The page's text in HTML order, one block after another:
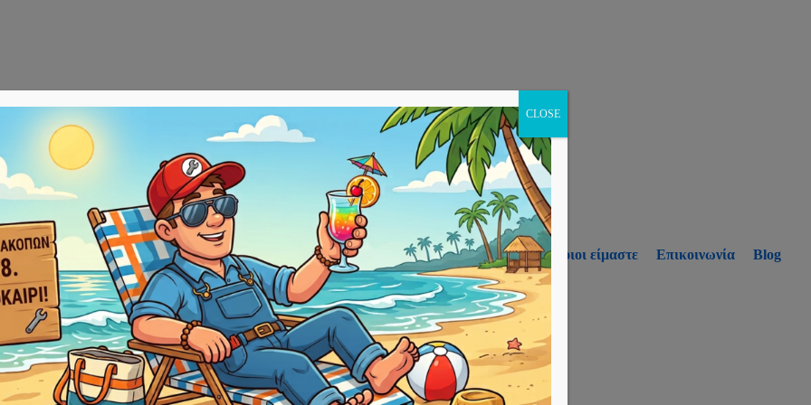
Αρχική E-shop Υπηρεσίες Ποιοι είμαστε Επικοινωνία
Blog
CLOSE